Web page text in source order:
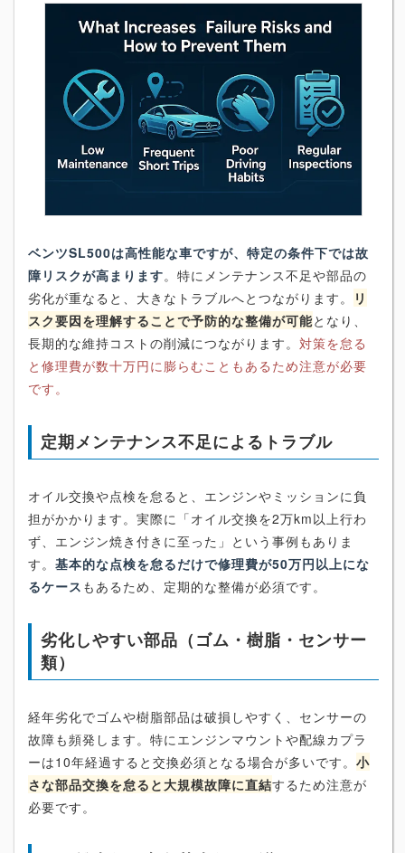
ベンツSL500は高性能な車ですが、特定の条件下では故
障リスクが高まります。特にメンテナンス不足や部品の
劣化が重なると、大きなトラブルへとつながります。
リ
スク要因を理解することで予防的な整備が可能となり、
長期的な維持コストの削減につながります。 対策を怠る
と修理費が数十万円に膨らむこともあるため注意が必要
です。
定期メンテナンス不足によるトラブル
オイル交換や点検を怠ると、エンジンやミッションに負
担がかかります。実際に「オイル交換を2万km以上行わ
ず、エンジン焼き付きに至った」という事例もありま
す。 基本的な点検を怠るだけで修理費が50万円以上にな
るケース もあるため、定期的な整備が必須です。
劣化しやすい部品（ゴム・樹脂・センサー
類）
経年劣化でゴムや樹脂部品は破損しやすく、センサーの
故障も頻発します。特にエンジンマウントや配線カプラ
ーは10年経過すると交換必須となる場合が多いです。 小
さな部品交換を怠ると大規模故障に直結するため注意が
必要です。